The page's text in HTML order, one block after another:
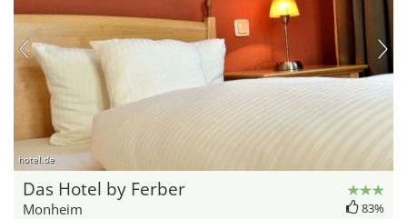
hotel.de
Das Hotel by Ferber
Monheim 83%